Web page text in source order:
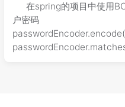
在spring的项目中使用
户密码